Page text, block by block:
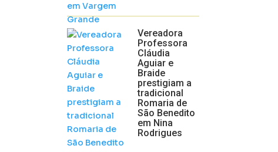
Vereadora
Professora
Cláudia
Aguiar e
Braide
prestigiam a
tradicional
Romaria de
São Benedito
em Nina
Rodrigues